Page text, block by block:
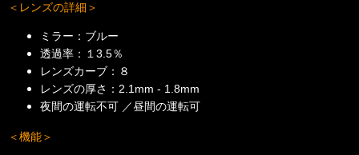
＜レンズの詳細＞
ミラー：ブルー
透過率：１3.5％
レンズカーブ：８
レンズの厚さ：2.1mm - 1.8mm
夜間の運転不可 ／昼間の運転可
＜機能＞